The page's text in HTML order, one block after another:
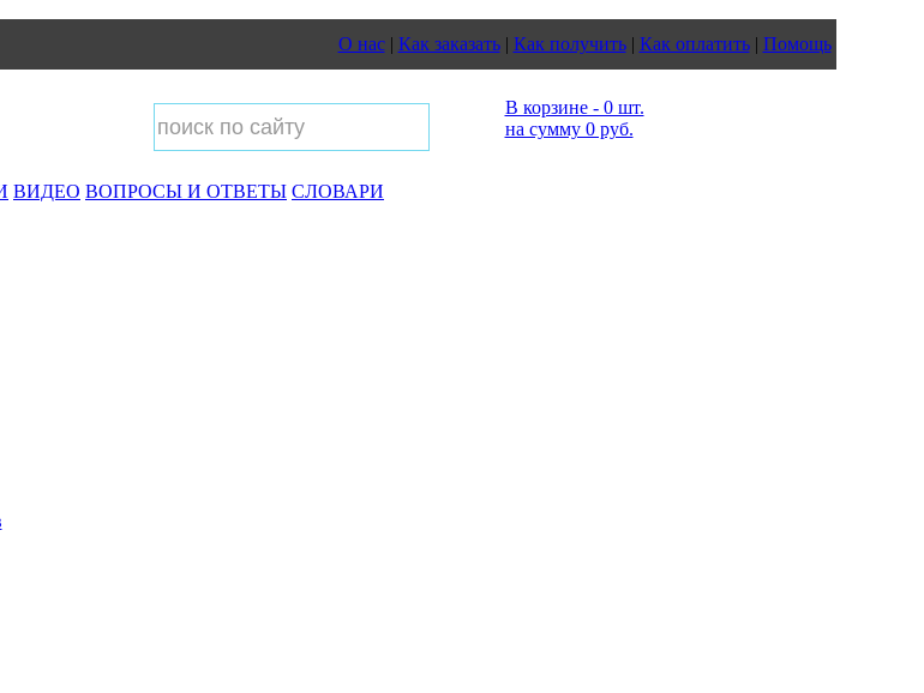
О нас| Как заказать| Как получить| Как оплатить| Помощь
ВИДЕО ВОПРОСЫ И ОТВЕТЫ СЛОВАРИ
В корзине - 0 шт.
на сумму 0 руб.